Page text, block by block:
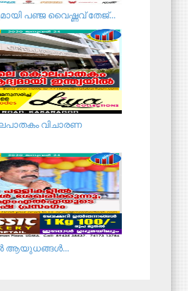
പഞ്ജ വൈഷ്ണവ് തേജ്...
വിചാരണ
ആ​യു​ധ​ങ്ങ​ൾ...